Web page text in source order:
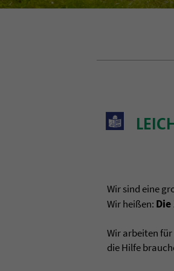
Wir sind eine
Wir heißen:
Wir arbeiten für
die Hilfe